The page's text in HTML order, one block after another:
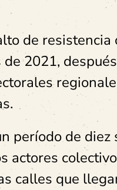
de
2021,
período de
actores
calles que